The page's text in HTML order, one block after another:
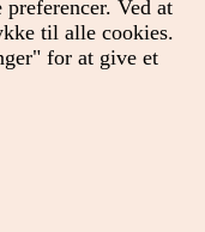
Ved at
til alle cookies.
for at give et